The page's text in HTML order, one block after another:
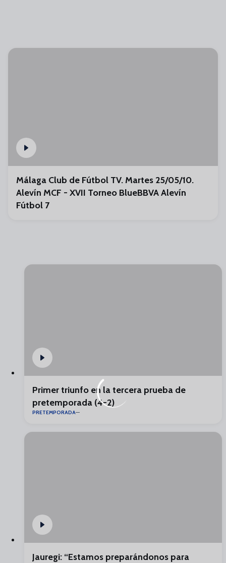
Málaga Club de Fútbol TV. Martes 25/05/10.
Alevín MCF - XVII Torneo BlueBBVA Alevín
Fútbol 7
Primer triunfo en la tercera prueba de
pretemporada (4-2)
PRETEMPORADA
Jauregi: “Estamos preparándonos para